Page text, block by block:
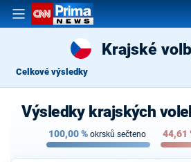
Krajské
Celkové výsledky
Výsledky krajských
100,00% okrsků sečteno 44,61